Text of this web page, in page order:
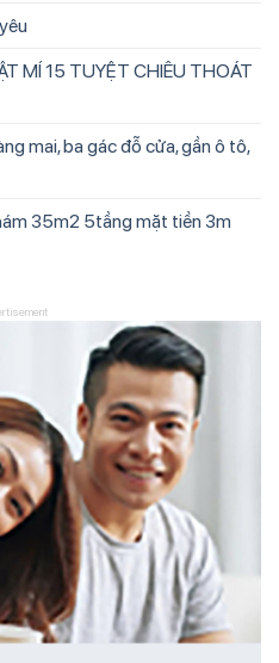
MÍ 15 TUYỆT CHIÊU THOÁT
mai, ba gác đỗ cửa, gần ô tô,
35m2 5tầng mặt tiền 3m